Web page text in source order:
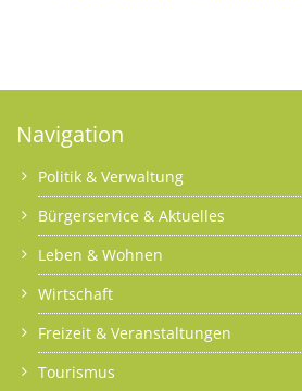
Navigation
Politik & Verwaltung
Bürgerservice & Aktuelles
Leben & Wohnen
Wirtschaft
Freizeit & Veranstaltungen
Tourismus